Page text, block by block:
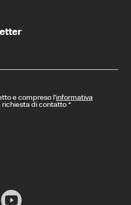
e compreso l’informativa
richiesta di contatto *